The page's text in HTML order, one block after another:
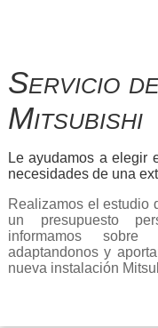
Servicio
Mitsubishi
Le ayudamos a elegir
necesidades de una
Realizamos el estudio
un presupuesto
informamos
adaptandonos y
nueva instalación